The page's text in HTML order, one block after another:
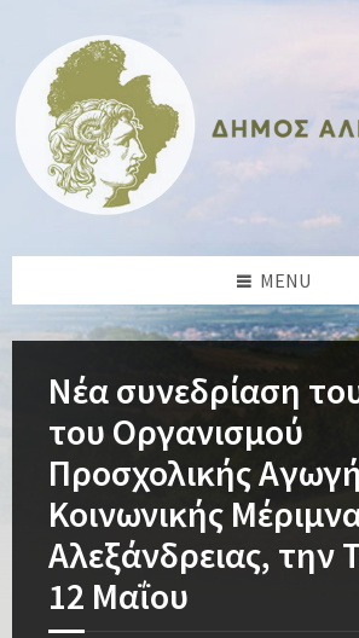
content
sidebar
sidebar
footer
MENU
Νέα συνεδρίαση
του Οργανισμού
Προσχολικής
Κοινωνικής
Αλεξάνδρειας, την
12 Μαΐου